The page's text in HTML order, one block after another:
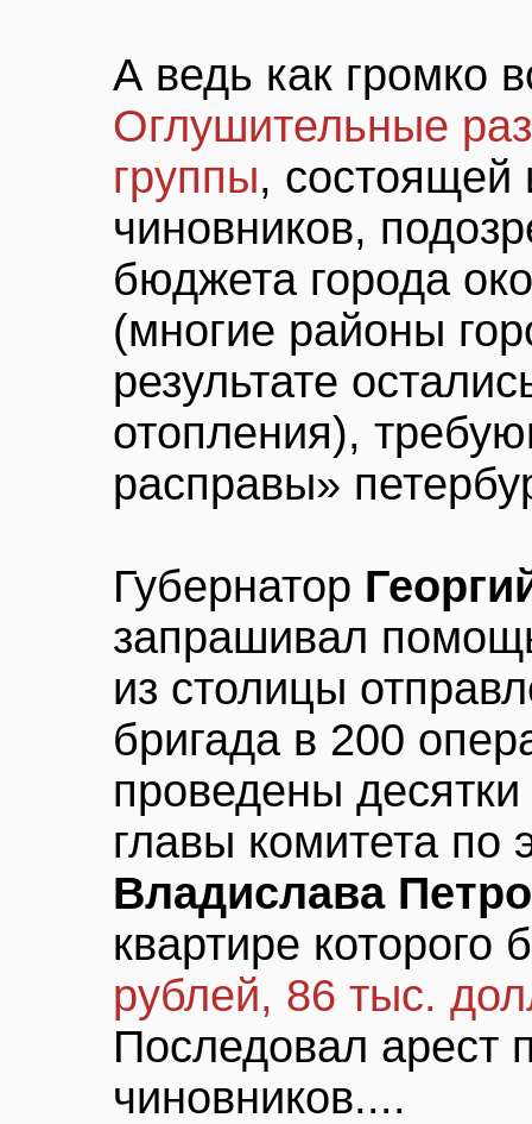
А ведь как громко
Оглушительные
группы, состоящей
чиновников,
бюджета города
(многие районы
результате
отопления),
расправы»
Губернатор
запрашивал
из столицы
бригада в 200
проведены
главы комитета по
Владислава
квартире которого
рублей, 86 тыс.
Последовал арест
чиновников....